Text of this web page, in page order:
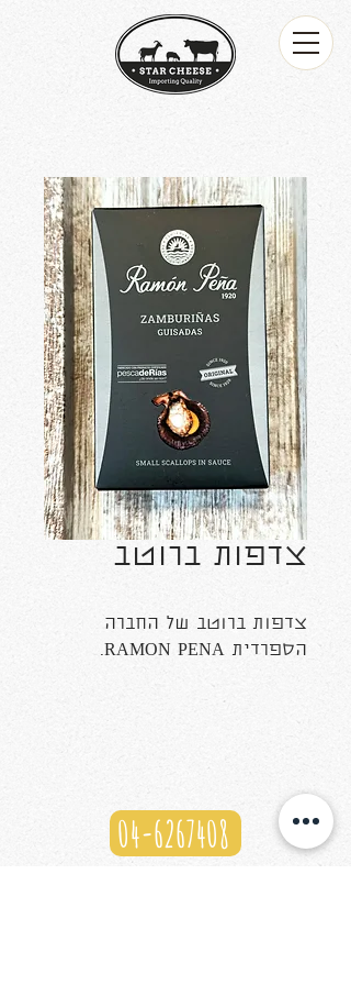
צדפות ברוטב
צדפות ברוטב של החברה
הספרדית RAMON PENA.
04-6267408